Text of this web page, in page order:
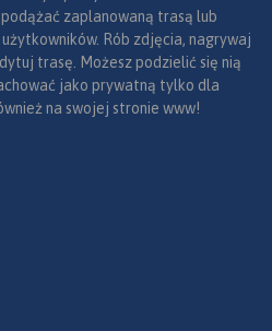
zaplanowaną trasą lub
Rób zdjęcia, nagrywaj
trasę. Możesz podzielić się nią
jako prywatną tylko dla
na swojej stronie www!